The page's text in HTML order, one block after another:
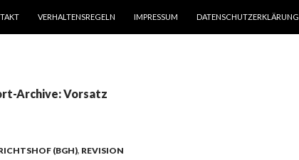
VERHALTENSREGELN IMPRESSUM DATENSCHUTZERKLÄRUNG
Archive: Vorsatz
(BGH), REVISION